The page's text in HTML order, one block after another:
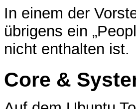
In einem der
übrigens ein
nicht enthalten ist.
Core &